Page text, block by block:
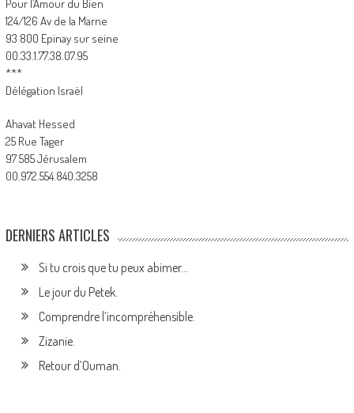
Pour l’Amour du Bien
124/126 Av de la Marne
93 800 Epinay sur seine
00.33.1.77.38.07.95
***
Délégation Israël
Ahavat Hessed
25 Rue Tager
97 585 Jérusalem
00.972.554.840.3258
DERNIERS ARTICLES
Si tu crois que tu peux abimer…
Le jour du Petek.
Comprendre l’incompréhensible.
Zizanie.
Retour d’Ouman.